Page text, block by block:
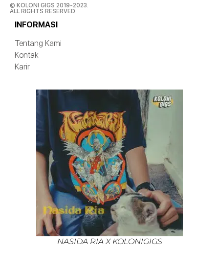
© KOLONI GIGS 2019-2023.
ALL RIGHTS RESERVED
INFORMASI
Tentang Kami
Kontak
Karir
NASIDA RIA X KOLONIGIGS